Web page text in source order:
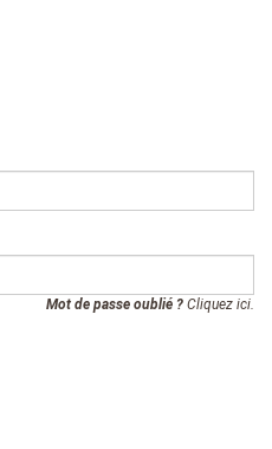
Mot de passe oublié ? Cliquez ici.